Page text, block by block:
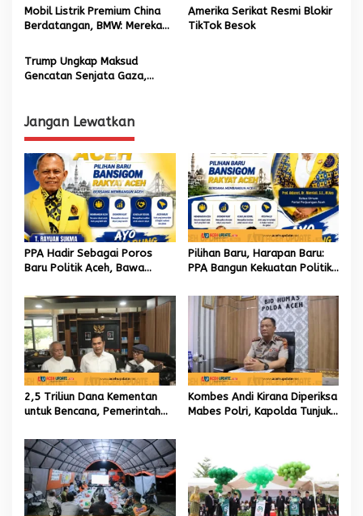
a
s
i
p
s
Mobil Listrik Premium China
Berdatangan, BMW: Mereka
Amerika Serikat Resmi Blokir
TikTok Besok
Trump Ungkap Maksud
Gencatan Senjata Gaza,
Jangan Lewatkan
PPA Hadir Sebagai Poros
Baru Politik Aceh, Bawa
Internasional untuk Kemajuan
Daerah
Pilihan Baru, Harapan Baru:
PPA Bangun Kekuatan Politik
2,5 Triliun Dana Kementan
untuk Bencana, Pemerintah
Kombes Andi Kirana Diperiksa
Mabes Polri, Kapolda Tunjuk
Aceh